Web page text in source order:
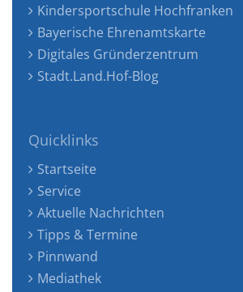
Kindersportschule Hochfranken
Bayerische Ehrenamtskarte
Digitales Gründerzentrum
Stadt.Land.Hof-Blog
Quicklinks
Startseite
Service
Aktuelle Nachrichten
Tipps & Termine
Pinnwand
Mediathek